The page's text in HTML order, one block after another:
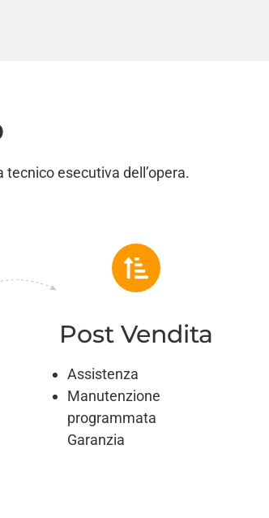
esecutiva dell’opera.
Post Vendita
Assistenza
Manutenzione
programmata
Garanzia